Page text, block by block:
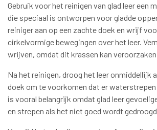
Gebruik voor het reinigen van glad leer een
die speciaal is ontworpen voor gladde
reiniger aan op een zachte doek en wrijf
cirkelvormige bewegingen over het leer.
wrijven, omdat dit krassen kan
Na het reinigen, droog het leer onmiddellijk
doek om te voorkomen dat er
is vooral belangrijk omdat glad leer
en strepen als het niet goed wordt